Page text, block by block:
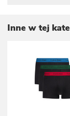
Inne w tej